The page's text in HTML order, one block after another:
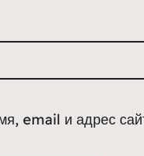
email и адрес